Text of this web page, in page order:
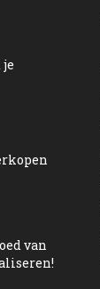
van